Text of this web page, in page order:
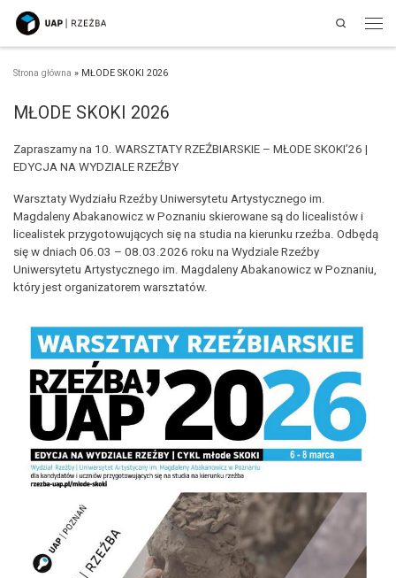
Przejdź do treści
Search
Strona główna » MŁODE SKOKI 2026
MŁODE SKOKI 2026
Zapraszamy na 10. WARSZTATY RZEŹBIARSKIE – MŁODE SKOKI’26 |
EDYCJA NA WYDZIALE RZEŹBY
Warsztaty Wydziału Rzeźby Uniwersytetu Artystycznego im.
Magdaleny Abakanowicz w Poznaniu skierowane są do licealistów i
licealistek przygotowujących się na studia na kierunku rzeźba. Odbędą
się w dniach 06.03 – 08.03.2026 roku na Wydziale Rzeźby
Uniwersytetu Artystycznego im. Magdaleny Abakanowicz w Poznaniu,
który jest organizatorem warsztatów.